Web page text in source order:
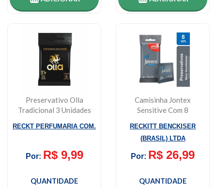
Preservativo Olla
Tradicional 3 Unidades
RECKT PERFUMARIA COM.
Por: R$ 9,99
QUANTIDADE
Camisinha Jontex
Sensitive Com 8
RECKITT BENCKISER
(BRASIL) LTDA
Por: R$ 26,99
QUANTIDADE